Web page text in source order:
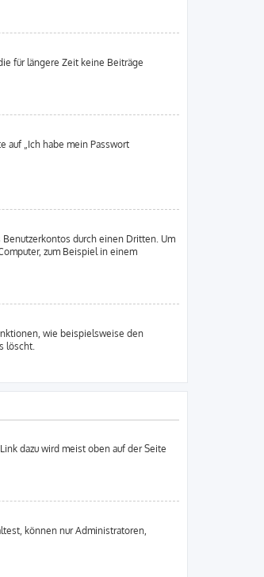
für längere Zeit keine Beiträge
auf „Ich habe mein Passwort
durch einen Dritten. Um
zum Beispiel in einem
wie beispielsweise den
löscht.
dazu wird meist oben auf der Seite
können nur Administratoren,